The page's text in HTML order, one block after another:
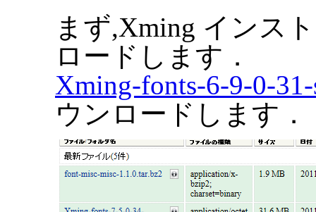
まず,Xming インス
ロードします．
Xming-fonts-6-9-0-
ウンロードします．